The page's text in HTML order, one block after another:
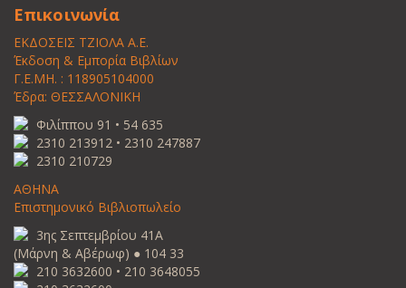
Επικοινωνία
ΕΚΔΟΣΕΙΣ ΤΖΙΟΛΑ Α.Ε.
Έκδοση & Εμπορία Βιβλίων
Γ.Ε.ΜΗ. : 118905104000
Έδρα: ΘΕΣΣΑΛΟΝΙΚΗ
Φιλίππου 91 • 54 635
2310 213912 • 2310 247887
2310 210729
ΑΘΗΝΑ
Επιστημονικό Βιβλιοπωλείο
3ης Σεπτεμβρίου 41Α
(Μάρνη & Αβέρωφ) ● 104 33
210 3632600 • 210 3648055